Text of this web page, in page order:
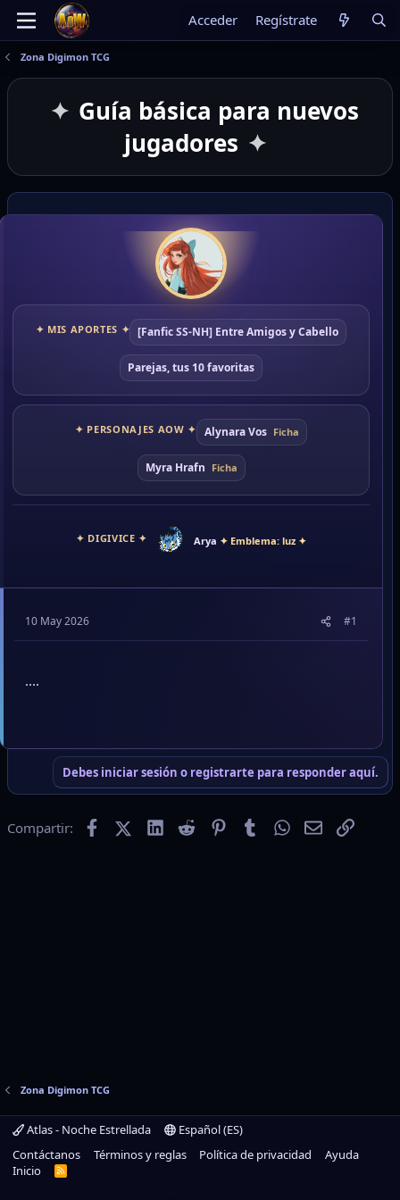
Acceder Regístrate
Zona Digimon TCG
Guía básica para nuevos
jugadores
✦ MIS APORTES ✦ [Fanfic SS-NH] Entre Amigos y Cabello
Parejas, tus 10 favoritas
✦ PERSONAJES AOW ✦ Alynara Vos Ficha
Myra Hrafn Ficha
✦ DIGIVICE ✦ Arya ✦ Emblema: luz ✦
10 May 2026 #1
....
Debes iniciar sesión o registrarte para responder aquí.
Compartir: FacebookX (Twitter)
LinkedIn
Reddit PinterestTumblrWhatsApp
EmailEnlace
Zona Digimon TCG
Atlas - Noche Estrellada
Español (ES)
Contáctanos
Términos y reglas Política de privacidad
Ayuda
Inicio
R